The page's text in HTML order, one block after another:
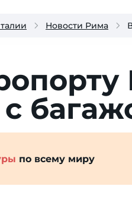
Новости Рима
с
по всему миру